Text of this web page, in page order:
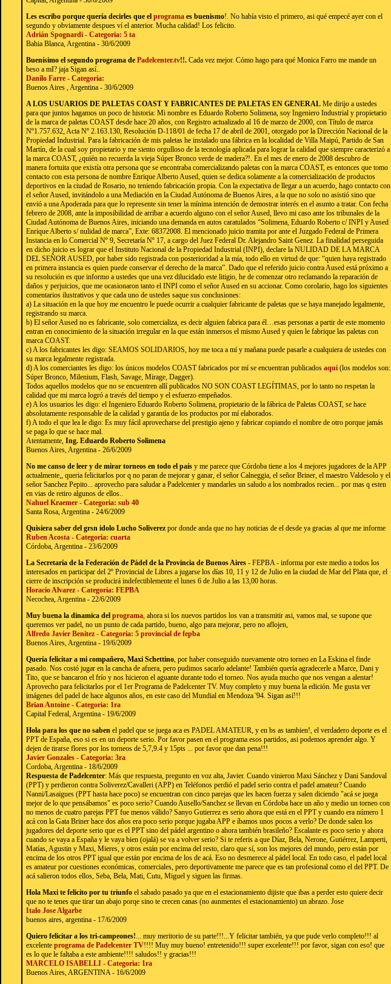
Les escribo porque quería decirles que el programa es buenismo!. No había visto el primero, asi qué empecé ayer con el
segundo y obviamente despues ví el anterior. Mucha calidad! Los felicito.
Adrián Spognardi - Categoria: 5 ta
Bahia Blanca, Argentina - 30/6/2009
Buenísimo el segundo programa de Padelcenter.tv!!. Cada vez mejor. Cómo hago para qué Monica Farro me mande un
beso a mI? jaja Sigan así..
Danilo Farre - Categoria:
Buenos Aires , Argentina - 30/6/2009
A LOS USUARIOS DE PALETAS COAST Y FABRICANTES DE PALETAS EN GENERAL Me dirijo a ustedes
para que juntos hagamos un poco de historia: Mi nombre es Eduardo Roberto Solimena, soy Ingeniero Industrial y propietario
de la marca de paletas COAST desde hace 20 años, con Registro actualizado al 16 de marzo de 2000, con Título de marca
Nº1.757.632, Acta Nº 2.163.130, Resolución D-118/01 de fecha 17 de abril de 2001, otorgado por la Dirección Nacional de la
Propiedad Industrial. Para la fabricación de mis paletas he instalado una fábrica en la localidad de Villa Maipú, Partido de San
Martín, de la cual soy propietario y me siento orgulloso de la tecnología aplicada para lograr la calidad que siempre caracterizó a
la marca COAST, ¿quién no recuerda la vieja Súper Bronco verde de madera?!. En el mes de enero de 2008 descubro de
manera fortuita que existía otra persona que se encontraba comercializando paletas con la marca COAST, es entonces que tomo
contacto con esta persona de nombre Enrique Alberto Aused, quien se dedica solamente a la comercialización de productos
deportivos en la ciudad de Rosario, no teniendo fabricación propia. Con la expectativa de llegar a un acuerdo, hago contacto con
el señor Aused, invitándolo a una Mediación en la Ciudad Autónoma de Buenos Aires, a la que no solo no asistió sino que
envió a una Apoderada para que lo represente sin tener la mínima intención de demostrar interés en el asunto a tratar. Con fecha
febrero de 2008, ante la imposibilidad de arribar a acuerdo alguno con el señor Aused, llevo mi caso ante los tribunales de la
Ciudad Autónoma de Buenos Aires, iniciando una demanda en autos caratulados “Solimena, Eduardo Roberto c/ INPI y Aused
Enrique Alberto s/ nulidad de marca”, Exte: 68372008. El mencionado juicio tramita por ante el Juzgado Federal de Primera
Instancia en lo Comercial Nº 9, Secretaría Nº 17, a cargo del Juez Federal Dr. Alejandro Saint Genez. La finalidad perseguida
en dicho juicio es lograr que el Instituto Nacional de la Propiedad Industrial (INPI), declare la NULIDAD DE LA MARCA
DEL SEÑOR AUSED, por haber sido registrada con posterioridad a la mía, todo ello en virtud de que: “quien haya registrado
en primera instancia es quien puede conservar el derecho de la marca”. Dado que el referido juicio contra Aused está próximo a
su resolución es que informo a ustedes que una vez dilucidado este litigio, he de comenzar otro reclamando la reparación de
daños y perjuicios, que me ocasionaron tanto el INPI como el señor Aused en su accionar. Como corolario, hago los siguientes
comentarios ilustrativos y que cada uno de ustedes saque sus conclusiones:
a) La situación en la que hoy me encuentro le puede ocurrir a cualquier fabricante de paletas que se haya manejado legalmente,
registrando su marca.
b) El señor Aused no es fabricante, solo comercializa, es decir alguien fabrica para él…esas personas a partir de este momento
entran en conocimiento de la situación irregular en la que están inmersos el mismo Aused y quien le fabrique las paletas con
marca COAST.
c) A los fabricantes les digo: SEAMOS SOLIDARIOS, hoy me toca a mí y mañana puede pasarle a cualquiera de ustedes con
su marca legalmente registrada.
d) A los comerciantes les digo: los únicos modelos COAST fabricados por mí se encuentran publicados aquí(los modelos son:
Súper Bronco, Milenium, Flash, Savage, Mirage, Dagger).
Todos aquellos modelos que no se encuentren allí publicados NO SON COAST LEGÍTIMAS, por lo tanto no respetan la
calidad que mi marca logró a través del tiempo y el esfuerzo empeñados.
e) A los usuarios les digo: el Ingeniero Eduardo Roberto Solimena, propietario de la fábrica de Paletas COAST, se hace
absolutamente responsable de la calidad y garantía de los productos por mí elaborados.
f) A todo el que lea le digo: Es muy fácil aprovecharse del prestigio ajeno y fabricar copiando el nombre de otro porque jamás
se paga lo que se hace mal.
Atentamente, Ing. Eduardo Roberto Solimena
Buenos Aires, Argentina - 26/6/2009
No me canso de leer y de mirar torneos en todo el país y me parece que Córdoba tiene a los 4 mejores jugadores de la APP
actualmente,, queria felicitarlos por q no paran de mejorar y ganar, el señor Calneggia, el señor Briner, el maestro Valdesolo y el
señor Sanchez Pepito... aprovecho para saludar a Padelcenter y mandarles un saludo a los nombrados recien... por mas q esten
en vias de retiro algunos de ellos..
Nahuel Kraemer - Categoria: sub 40
Santa Rosa, Argentina - 24/6/2009
Quisiera saber del grsn idolo Lucho Soliverez por donde anda que no hay noticias de el desde ya gracias al que me informe
Ruben Acosta - Categoria: cuarta
Córdoba, Argentina - 23/6/2009
La Secretaría de la Federación de Pádel de la Provincia de Buenos Aires - FEPBA - informa por este medio a todos los
interesados en participar del 2º Provincial de Libres a jugarse los días 10, 11 y 12 de Julio en la ciudad de Mar del Plata que, el
cierre de inscripción se producirá indefectiblemente el lunes 6 de Julio a las 13,00 horas.
Horacio Alvarez - Categoria: FEPBA
Necochea, Argentina - 22/6/2009
Muy buena la dinamica del programa, ahora si los nuevos partidos los van a transmitir asi, vamos mal, se supone que
queremos ver padel, no un punto de cada partido, bueno, algo para mejorar, pero no aflojen,
Alfredo Javier Benitez - Categoria: 5 provincial de fepba
Buenos Aires, Argentina - 19/6/2009
Quería felicitar a mi compañero, Maxi Schettino, por haber conseguido nuevamente otro torneo en La Eskina el finde
pasado. Nos costó jugar en la cancha de afuera, pero pudimos sacarlo adelante! También quería agradecerle a Marce, Dani y
Tito, que se bancaron el frío y nos hicieron el aguante durante todo el torneo. Nos ayuda mucho que nos vengan a alentar!
Aprovecho para felicitarlos por el 1er Programa de Padelcenter TV. Muy completo y muy buena la edición. Me gusta ver
imágenes del padel de hace algunos años, en este caso del Mundial en Mendoza '94. Sigan así!!!
Brian Antoine - Categoria: 1ra
Capital Federal, Argentina - 19/6/2009
Hola para los que no saben el padel que se juega aca es PADEL AMATEUR, y en bs as tambien!, el verdadero deporte es el
PPT de España, eso si es en un deporte serio. Por favor pasen en el programa esos partidos, asi podemos aprender algo. Y
dejen de tirarse flores por los torneos de 5,7,9.4 y 15pts ... por favor que dan pena!!!
Javier Gonzales - Categoria: 3ra
Cordoba, Argentina - 18/6/2009
Respuesta de Padelcenter: Más que respuesta, pregunto en voz alta, Javier. Cuando vinieron Maxi Sánchez y Dani Sandoval
(PPT) y perdieron contra Soliverez/Cavalleri (APP) en Teléfonos perdió el padel serio contra el padel amateur? Cuando
Nanni/Lasaigues (PPT hasta hace poco) se encuentran con cinco parejas que les hacen fuerza y salen diciendo "acá se juega
mejor de lo que pensábamos" es poco serio? Cuando Ausello/Sanchez se llevan en Córdoba hace un año y medio un torneo con
no menos de cuatro parejas PPT fue menos válido? Sanyo Gutierrez es serio ahora que está en el PPT y cuando era número 1
acá con la Gata Briner hace dos años era poco serio porque jugaba APP e íbamos unos pocos a verlo? De donde salen los
jugadores del deporte serio que es el PPT sino del pádel argentino o ahora también brasileño? Escalante es poco serio y ahora
cuando se vaya a España y le vaya bien (ojalá) se va a volver serio? Si te referis a que Díaz, Bela, Nerone, Gutiérrez, Lamperti,
Matías, Agustin y Maxi, Mieres, y otros están por encima del resto, claro que sí, son los mejores del mundo, pero están por
encima de los otros PPT igual que están por encima de los de acá. Eso no desmerece al pádel local. En todo caso, el padel local
es amateur por cuestiones económicas, comerciales, pero deportivamente me parece que es tan profesional como el del PPT. De
acá salieron todos ellos, Seba, Bela, Mati, Cutu, Miguel y siguen las firmas.
Hola Maxi te felicito por tu triunfo el sabado pasado ya que en el estacionamiento dijiste que ibas a perder esto quiere decir
que no te tenes que tirar tan abajo porqe sino te crecen canas (no aunmentes el estacionamiento) un abrazo. Jose
Italo Jose Algarbe
buenos aires, argentina - 17/6/2009
Quiero felicitar a los tri-campeones!... muy meritorio de su parte!!!...Y felicitar también, ya que pude verlo completo!!! al
excelente programa de Padelcenter TV!!!! Muy muy bueno! entretenido!!! super excelente!!! por favor, sigan con eso! que
es lo que le faltaba a este ambiente!!!! saludos!! y gracias!!!
MARCELO ISABELLI - Categoria: 1ra
Buenos Aires, ARGENTINA - 16/6/2009